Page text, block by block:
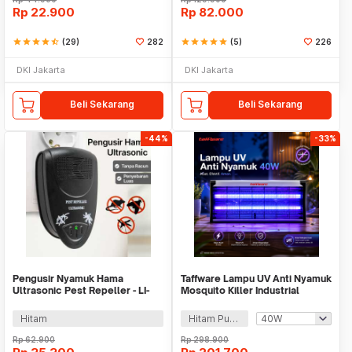
Rp 22.900
starstarstarstarstar_half (29) 282
DKI Jakarta
Beli Sekarang
Rp 82.000
starstarstarstarstar (5) 226
DKI Jakarta
Beli Sekarang
-44%
Pengusir Nyamuk Hama
Ultrasonic Pest Repeller - LI-
Hitam
Rp62.900
-33%
Taffware Lampu UV Anti Nyamuk
Mosquito Killer Industrial
Hitam Putih
Rp298.900